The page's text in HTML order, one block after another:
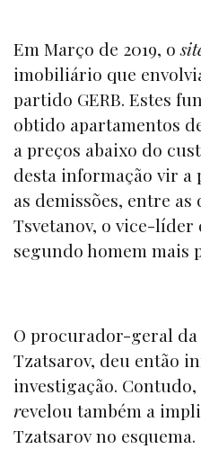
Em Março de 2019, o
imobiliário que
partido GERB. Estes
obtido apartamentos
a preços abaixo do
desta informação vir a
as demissões, entre as
Tsvetanov, o vice-
segundo homem mais
O procurador-geral
Tzatsarov, deu então
investigação.
revelou também a
Tzatsarov no esquema.